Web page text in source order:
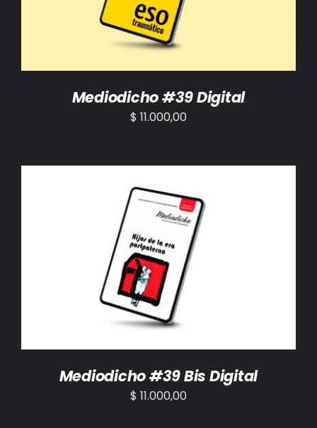
Mediodicho #39 Digital
$ 11.000,00
AÑADIR AL CARRITO /
Mediodicho #39 Bis Digital
$ 11.000,00